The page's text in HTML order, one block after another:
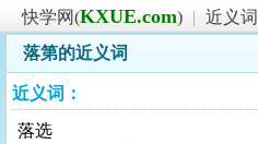
快学网(KXUE.com) | 近义
落第的近义词
近义词：
落选